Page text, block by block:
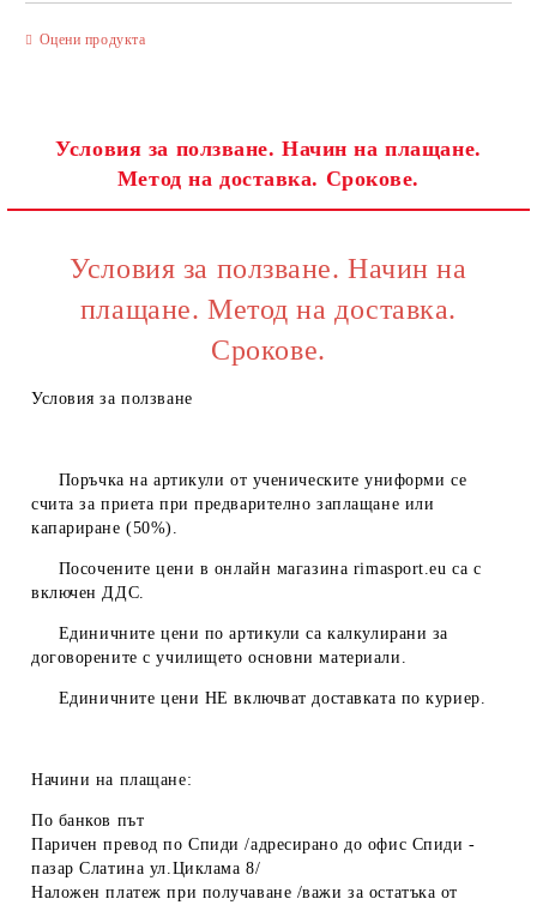
Съгласен съм сПолитиката за лични данни
Оцени продукта
Условия за ползване. Начин на плащане.
Метод на доставка. Срокове.
Условия за ползване. Начин на
плащане. Метод на доставка.
Срокове.
Условия за ползване
Поръчка на артикули от ученическите униформи се
счита за приета при предварително заплащане или
капариране (50%).
Посочените цени в онлайн магазина rimasport.eu са с
включен ДДС.
Единичните цени по артикули са калкулирани за
договорените с училището основни материали.
Единичните цени НЕвключват доставката по куриер.
Начини на плащане:
По банков път
Паричен превод по Спиди /адресирано до офис Спиди -
пазар Слатина ул.Циклама 8/
Наложен платеж при получаване /важи за остатъка от